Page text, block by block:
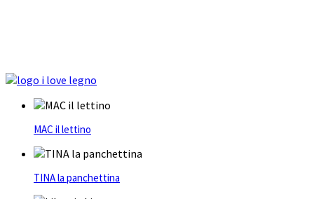
MAC il lettino
TINA la panchettina